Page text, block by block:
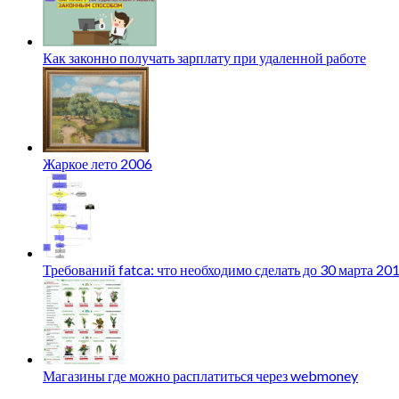
Как законно получать зарплату при удаленной работе
Жаркое лето 2006
Требований fatca: что необходимо сделать до 30 марта
Магазины где можно расплатиться через webmoney